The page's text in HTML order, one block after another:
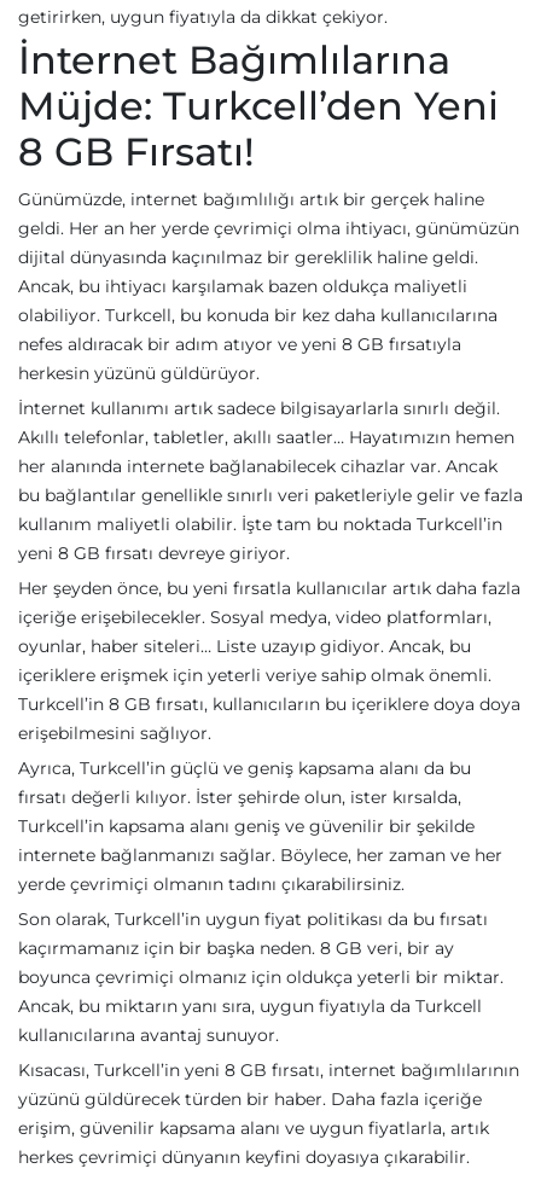
getirirken, uygun fiyatıyla da dikkat çekiyor.
İnternet Bağımlılarına
Müjde: Turkcell’den Yeni
8 GB Fırsatı!
Günümüzde, internet bağımlılığı artık bir gerçek haline
geldi. Her an her yerde çevrimiçi olma ihtiyacı, günümüzün
dijital dünyasında kaçınılmaz bir gereklilik haline geldi.
Ancak, bu ihtiyacı karşılamak bazen oldukça maliyetli
olabiliyor. Turkcell, bu konuda bir kez daha kullanıcılarına
nefes aldıracak bir adım atıyor ve yeni 8 GB fırsatıyla
herkesin yüzünü güldürüyor.
İnternet kullanımı artık sadece bilgisayarlarla sınırlı değil.
Akıllı telefonlar, tabletler, akıllı saatler… Hayatımızın hemen
her alanında internete bağlanabilecek cihazlar var. Ancak
bu bağlantılar genellikle sınırlı veri paketleriyle gelir ve fazla
kullanım maliyetli olabilir. İşte tam bu noktada Turkcell’in
yeni 8 GB fırsatı devreye giriyor.
Her şeyden önce, bu yeni fırsatla kullanıcılar artık daha fazla
içeriğe erişebilecekler. Sosyal medya, video platformları,
oyunlar, haber siteleri… Liste uzayıp gidiyor. Ancak, bu
içeriklere erişmek için yeterli veriye sahip olmak önemli.
Turkcell’in 8 GB fırsatı, kullanıcıların bu içeriklere doya doya
erişebilmesini sağlıyor.
Ayrıca, Turkcell’in güçlü ve geniş kapsama alanı da bu
fırsatı değerli kılıyor. İster şehirde olun, ister kırsalda,
Turkcell’in kapsama alanı geniş ve güvenilir bir şekilde
internete bağlanmanızı sağlar. Böylece, her zaman ve her
yerde çevrimiçi olmanın tadını çıkarabilirsiniz.
Son olarak, Turkcell’in uygun fiyat politikası da bu fırsatı
kaçırmamanız için bir başka neden. 8 GB veri, bir ay
boyunca çevrimiçi olmanız için oldukça yeterli bir miktar.
Ancak, bu miktarın yanı sıra, uygun fiyatıyla da Turkcell
kullanıcılarına avantaj sunuyor.
Kısacası, Turkcell’in yeni 8 GB fırsatı, internet bağımlılarının
yüzünü güldürecek türden bir haber. Daha fazla içeriğe
erişim, güvenilir kapsama alanı ve uygun fiyatlarla, artık
herkes çevrimiçi dünyanın keyfini doyasıya çıkarabilir.